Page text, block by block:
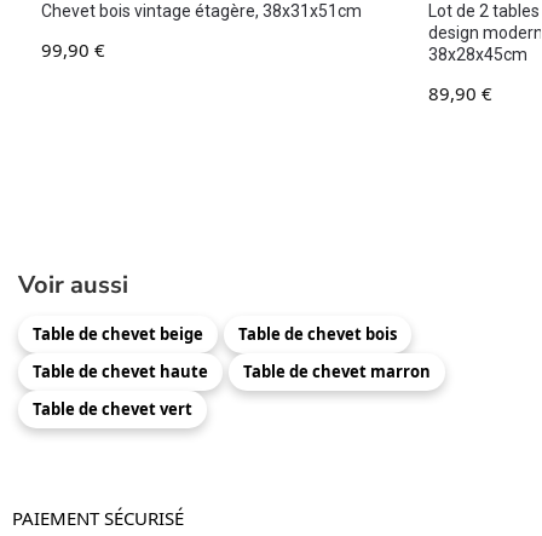
Chevet bois vintage étagère, 38x31x51cm
99,90 €
Lot de 2
design
38x28x45cm
89,90 €
Voir aussi
Table de chevet beige
Table de chevet bois
Table de chevet haute
Table de chevet marron
Table de chevet vert
PAIEMENT SÉCURISÉ